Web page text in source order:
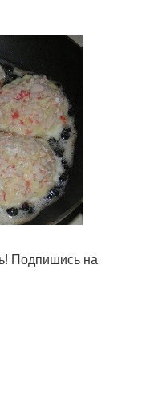
Подпишись на